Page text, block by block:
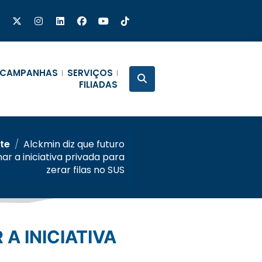
SERVIÇOS
FILIADAS
/ Alckmin diz que futuro
a iniciativa privada para
zerar filas no SUS